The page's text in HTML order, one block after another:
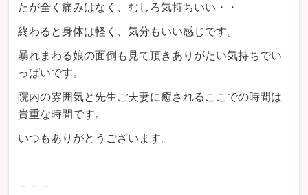
たが全く痛みはなく、むしろ気持ちいい・・
終わると身体は軽く、気分もいい感じです。
暴れまわる娘の面倒も見て頂きありがたい気持ちでい
っぱいです。
院内の雰囲気と先生ご夫妻に癒されるここでの時間は
貴重な時間です。
いつもありがとうございます。
－－－